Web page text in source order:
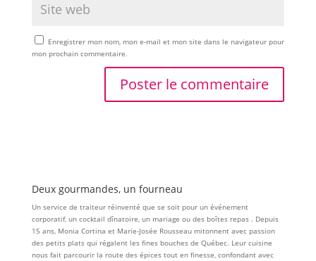
Enregistrer mon nom, mon e-mail et mon site dans le navigateur pour
mon prochain commentaire.
Deux gourmandes, un fourneau
Un service de traiteur réinventé que se soit pour un événement
corporatif, un cocktail dînatoire, un mariage ou des boîtes repas . Depuis
15 ans, Monia Cortina et Marie-Josée Rousseau mitonnent avec passion
des petits plats qui régalent les fines bouches de Québec. Leur cuisine
nous fait parcourir la route des épices tout en finesse, confondant avec